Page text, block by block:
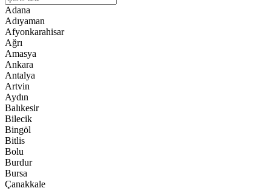
Adana
Adıyaman
Afyonkarahisar
Ağrı
Amasya
Ankara
Antalya
Artvin
Aydın
Balıkesir
Bilecik
Bingöl
Bitlis
Bolu
Burdur
Bursa
Çanakkale